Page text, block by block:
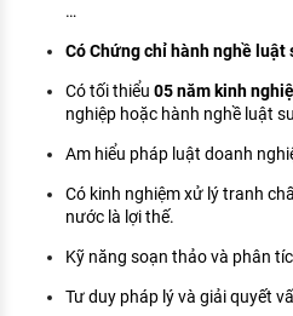
…
Có Chứng chỉ hành nghề luật
Có tối thiểu 05 năm kinh
nghiệp hoặc hành nghề luật
Am hiểu pháp luật doanh
Có kinh nghiệm xử lý tranh
nước là lợi thế.
Kỹ năng soạn thảo và phân
Tư duy pháp lý và giải quyết